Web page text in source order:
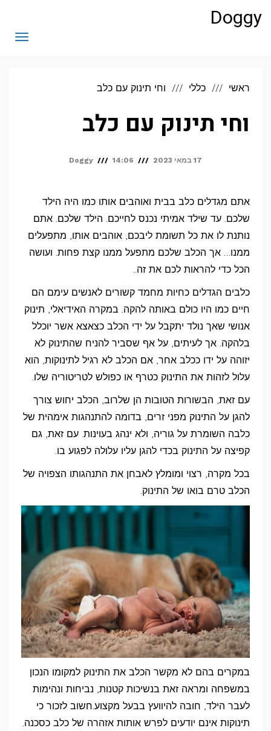
Doggy
ראשי כללי וחי תינוק עם כלב
וחי תינוק עם כלב
17 במאי 2023 14:06
Doggy
אתם מגדלים כלב בבית ואוהבים אותו כמו היה הילד
שלכם. עד שילד אמיתי נכנס לחייכם. הילד שלכם. אתם
נותנת לו את כל תשומת ליבכם, אוהבים אותו, מתפעלים
ממנו… אך הכלב שלכם מתפעל ממנו קצת פחות. ועושה
הכל כדי להראות לכם את זה..
כלבים הגדלים כחיות מחמד קשורים לאנשים עימם הם
חיים כמו היו כולם באותה להקה. במקרה האידיאלי, תינוק
אנושי שאך נולד יתקבל על ידי הכלב כצאצא אשר יוכלל
בלהקה. אך לעיתים, על אף שסביר להניח שהתינוק לא
יזוהה על ידו ככלב אחר, אם הכלב לא רגיל לתינוקות, הוא
עלול לזהות את התינוק כטרף או כפולש לטריטוריה שלו.
עם זאת, הבשורות הטובות הן שלרוב, הכלב יחוש צורך
להגן על התינוק מפני זרים, בדומה להתנהגות אימהית של
כלבה השומרת על גוריה, ולא ינהג בעוינות. עם זאת, גם
קפיצה על התינוק בכדי להגן עליו עלולה לפגוע בו.
בכל מקרה, רצוי ומומלץ לאבחן את התנהגותו הצפויה של
הכלב טרם בואו של התינוק.
במקרים בהם לא מקשר הכלב את התינוק למקומו הנכון
במשפחה ומראה זאת בנשיכות קטנות, נביחות ונהימות
לעבר הילד, חובה להיוועץ בבעל מקצוע.חשוב לזכור כי
תינוקות אינם יודעים לפרש אותות אזהרה של כלב כסכנה.